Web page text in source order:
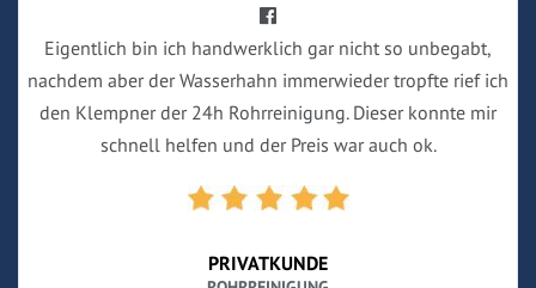
Eigentlich bin ich handwerklich gar nicht so unbegabt,
nachdem aber der Wasserhahn immerwieder tropfte rief ich
den Klempner der 24h Rohrreinigung. Dieser konnte mir
schnell helfen und der Preis war auch ok.
PRIVATKUNDE